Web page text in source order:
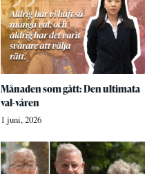
Månaden som gått: Den ultimata
val-våren
1 juni, 2026